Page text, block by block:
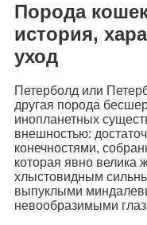
Порода
история,
уход
Петерболд или
другая порода
инопланетных
внешностью:
конечностями,
которая явно велика
хлыстовидным
выпуклыми
невообразимыми